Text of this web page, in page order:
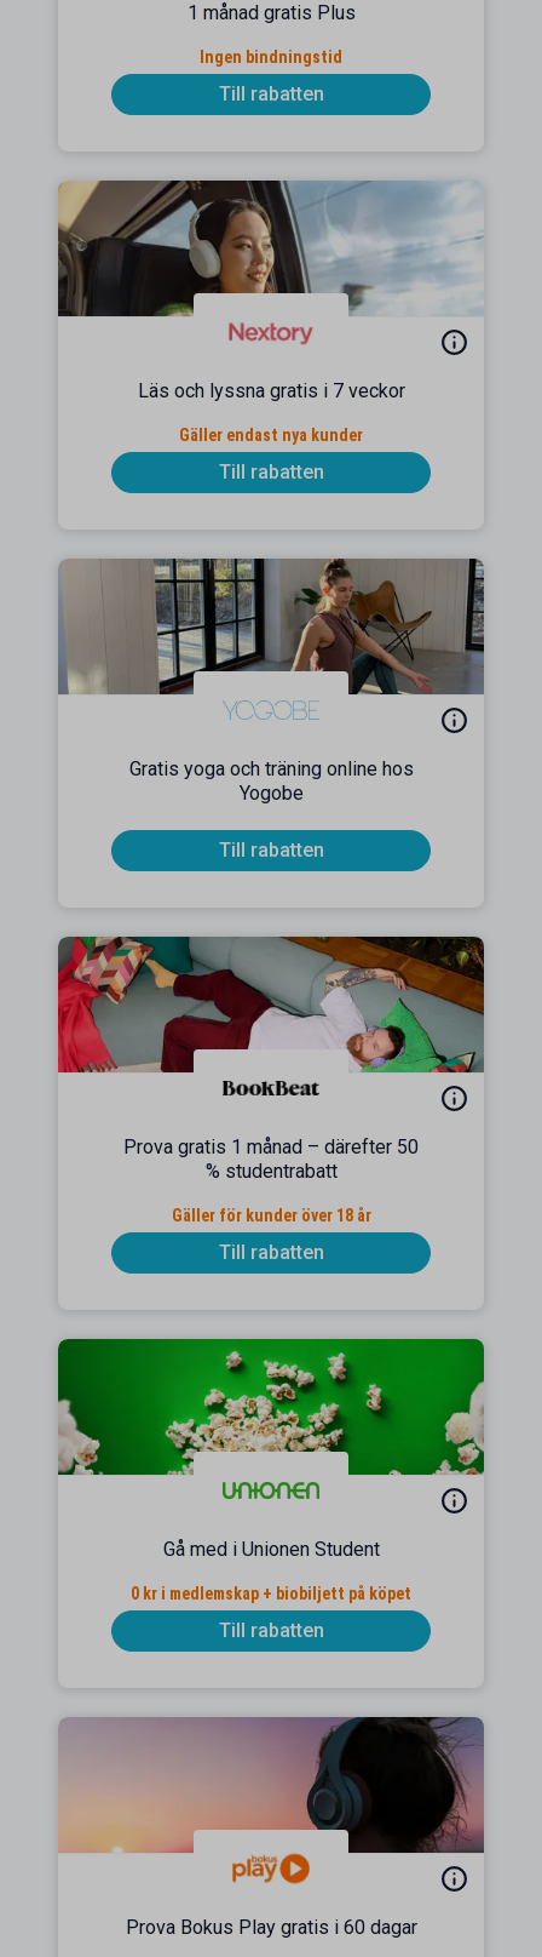
1 månad gratis Plus
Ingen bindningstid
Till rabatten
Läs och lyssna gratis i 7 veckor
Gäller endast nya kunder
Till rabatten
Gratis yoga och träning online hos
Yogobe
Till rabatten
Prova gratis 1 månad – därefter 50
% studentrabatt
Gäller för kunder över 18 år
Till rabatten
Gå med i Unionen Student
0 kr i medlemskap + biobiljett på köpet
Till rabatten
Prova Bokus Play gratis i 60 dagar